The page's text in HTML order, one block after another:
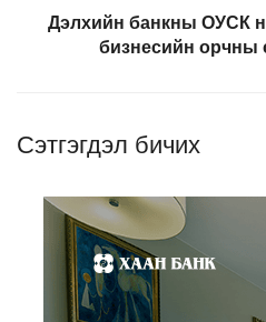
Дэлхийн банкны ОУСК
бизнесийн орчны
Сэтгэгдэл бичих